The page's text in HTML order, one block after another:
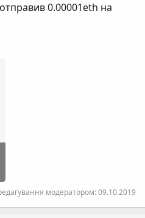
0.00001eth на
модератором:09.10.2019